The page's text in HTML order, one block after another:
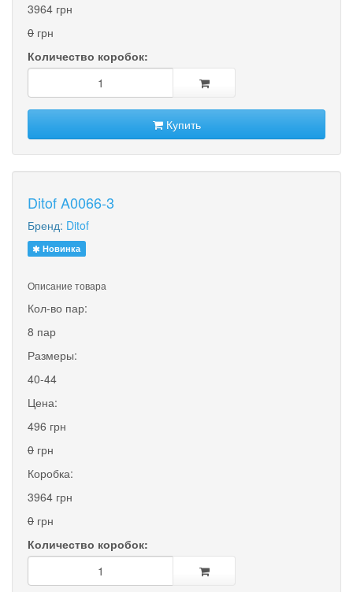
3964 грн
0 грн
Количество коробок:
Купить
Ditof A0066-3
Бренд: Ditof
Новинка
Описание товара
Кол-во пар:
8 пар
Размеры:
40-44
Цена:
496 грн
0 грн
Коробка:
3964 грн
0 грн
Количество коробок: